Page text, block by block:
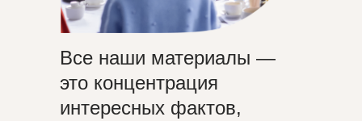
Все наши материалы —
это концентрация
интересных фактов,